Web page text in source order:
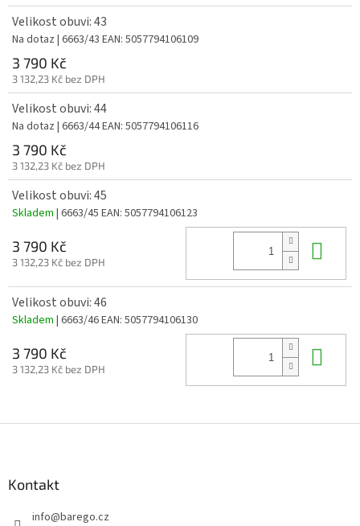
Velikost obuvi: 43
Na dotaz | 6663/43 EAN: 5057794106109
3 790 Kč
3 132,23 Kč bez DPH
Velikost obuvi: 44
Na dotaz | 6663/44EAN: 5057794106116
3 790 Kč
3 132,23 Kč bez DPH
Velikost obuvi: 45
Skladem | 6663/45 EAN: 5057794106123
3 790 Kč
3 132,23 Kč bez DPH
Velikost obuvi: 46
Skladem | 6663/46EAN: 5057794106130
3 790 Kč
3 132,23 Kč bez DPH
Kontakt
info@barego.cz